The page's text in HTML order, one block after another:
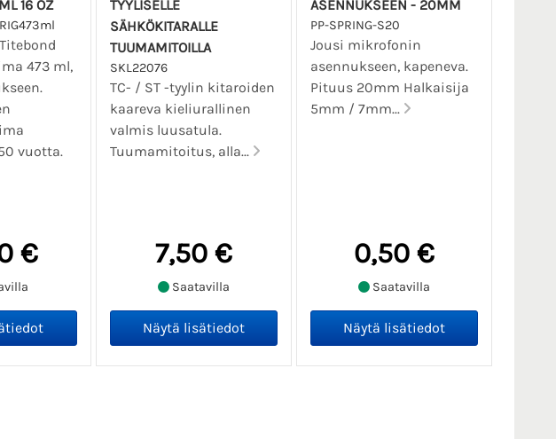
16 OZ
473 ml,
vuotta.
€
TYYLISELLE
SÄHKÖKITARALLE
TUUMAMITOILLA
SKL22076
TC- / ST -tyylin kitaroiden
kaareva kieliurallinen
valmis luusatula.
Tuumamitoitus, alla...
7,50 €
Saatavilla
ASENNUKSEEN - 20MM
PP-SPRING-S20
Jousi mikrofonin
asennukseen, kapeneva.
Pituus 20mm Halkaisija
5mm / 7mm...
0,50 €
Saatavilla